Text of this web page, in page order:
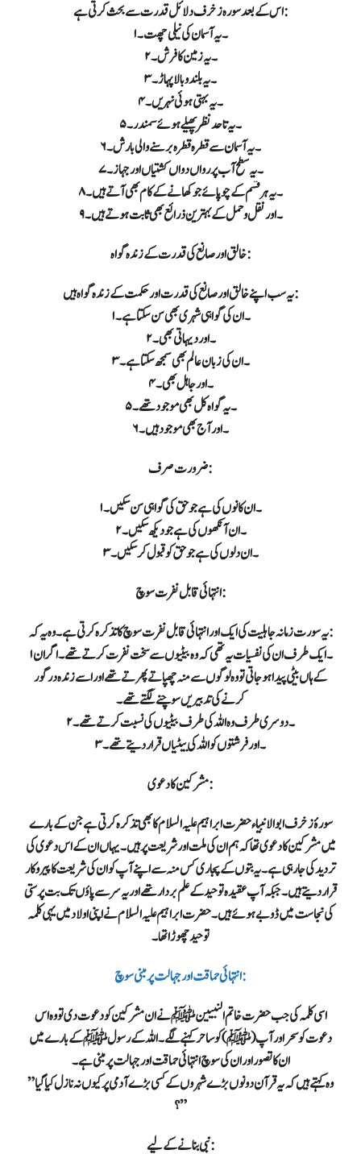
اس کے بعد سورہ زخرف دلائل قدرت سے بحث کرتی ہے:
۱۔ یہ آسمان کی نیلی چھت۔
۲۔ یہ زمین کا فرش۔
۳۔ یہ بلند و بالا پہاڑ۔
۴۔ یہ بہتی ہوئی نہریں۔
۵۔ یہ تا حد نظر پھیلے ہوئے سمندر۔
۶۔ یہ آسمان سے قطرہ قطرہ بر سنے والی بارش۔
۷۔ یہ سطح آب پر رواں دواں کشتیاں اور جہاز۔
۸۔ یہ ہر قسم کے چوپائے جو کھانے کے کام بھی آتے ہیں۔
۹۔ اور نقل وحمل کے بہترین ذرائع بھی ثابت ہوتے ہیں۔
خالق اور صانع کی قدرت کے زندہ گواہ:
یہ سب اپنے خالق اور صانع کی قدرت اور حکمت کے زندہ گواہ ہیں:
۱۔ ان کی گواہی شہری بھی سن سکتا ہے۔
۲۔ اور دیہاتی بھی۔
۳۔ ان کی زبان عالم بھی سمجھ سکتا ہے۔
۴۔ اور جاہل بھی۔
۵۔ یہ گواہ کل بھی موجود تھے۔
۶۔ اور آج بھی موجود ہیں۔
ضرورت صرف:
۱۔ ان کانوں کی ہے جو حق کی گواہی سن سکیں۔
۲۔ ان آنکھوں کی ہے جو دیکھ سکیں۔
۳۔ ان دلوں کی ہے جو حق کو قبول کر سکیں۔
انتہائی قابل نفرت سوچ:
یہ سورت زمانہ جاہلیت کی ایک اور انتہائی قابل نفرت سوچ کا تذکرہ کرتی ہے۔ وہ یہ کہ:
۱۔ ایک طرف ان کی نفسیات یہ تھی کہ وہ بیٹیوں سے سخت نفرت کرتے تھے۔ اگر ان
کے ہاں بیٹی پیدا ہو جاتی تو وہ لوگوں سے منہ چھپاتے پھرتے تھے اور اسے زندہ درگور
کرنے کی تدبیریں سوچنے لگتے تھے۔
۲۔ دوسری طرف وہ اللہ کی طرف بیٹیوں کی نسبت کرتے تھے۔
۳۔ اور فرشتوں کو اللہ کی بیٹیاں قرار دیتے تھے۔
مشرکین کا دعوی :
سورۂ زخرف ابو الانبیاء حضرت ابراہیم علیہ السلام کا بھی تذکرہ کرتی ہے جن کے بارے
میں مشرکین کا دعوی تھا کہ ہم ان کی ملت اور شریعت پر ہیں۔ یہاں ان کے اس دعوی کی
تردید کی جارہی ہے۔ یہ بتوں کے پجاری کس منہ سے اپنے آپ کو ان کی شریعت کا پیروکار
قرار دیتے ہیں۔ جبکہ آپ عقیدہ توحید کے علم بردار تھے اور یہ سر سے پاؤں تک بت پرستی
کی نجاست میں ڈوبے ہوئے ہیں۔ حضرت ابراہیم علیہ السلام نے اپنی اولاد میں یہی کلمہ
توحید چھوڑا تھا۔
انتہائی حماقت اور جہالت پر مبنی سوچ:
اسی کلمہ کی جب حضرت خاتم النبیین ﷺ نے ان مشرکین کو دعوت دی تو وہ اس
دعوت کو سحر اور آپ (ﷺ) کو ساحر کہنے لگے۔ اللہ کے رسول ﷺ کے بارے میں
ان کا تصور اور ان کی سوچ انتہائی حماقت اور جہالت پر مبنی ہے۔
” وہ کہتے ہیں کہ یہ قرآن دونوں بڑے شہروں کے کسی بڑے آدمی پر کیوں نہ نازل کیا گیا
؟”
نبی بنانے کے لیے: